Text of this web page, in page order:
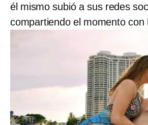
él mismo subió a sus redes
compartiendo el momento con